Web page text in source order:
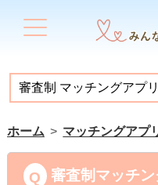
ホーム マッチングアプ
審査制マッチ